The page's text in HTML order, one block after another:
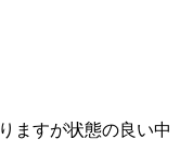
ますが状態の良い中